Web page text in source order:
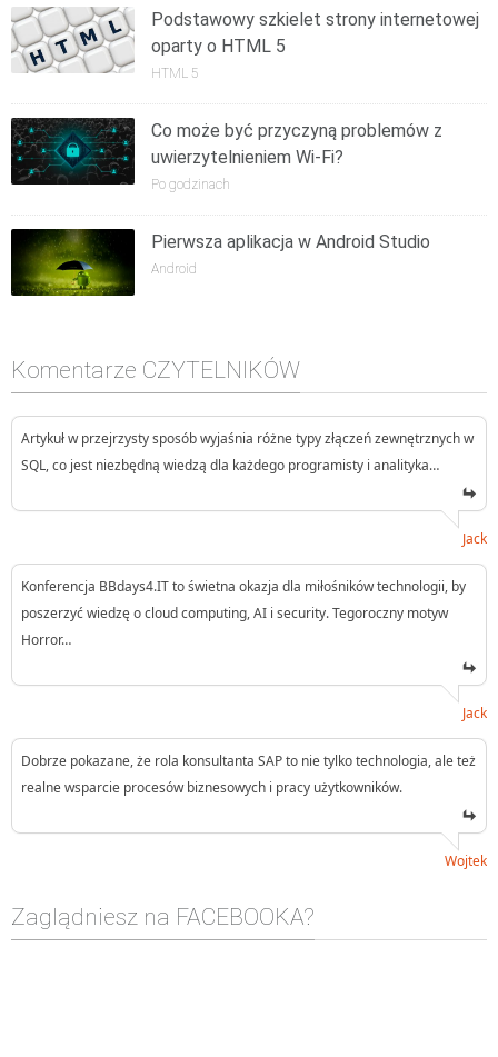
Podstawowy szkielet strony internetowej
oparty o HTML 5
HTML 5
Co może być przyczyną problemów z
uwierzytelnieniem Wi-Fi?
Po godzinach
Pierwsza aplikacja w Android Studio
Android
Komentarze CZYTELNIKÓW
Artykuł w przejrzysty sposób wyjaśnia różne typy złączeń zewnętrznych w
SQL, co jest niezbędną wiedzą dla każdego programisty i analityka…
Jack
Konferencja BBdays4.IT to świetna okazja dla miłośników technologii, by
poszerzyć wiedzę o cloud computing, AI i security. Tegoroczny motyw
Horror…
Jack
Dobrze pokazane, że rola konsultanta SAP to nie tylko technologia, ale też
realne wsparcie procesów biznesowych i pracy użytkowników.
Wojtek
Zaglądniesz na FACEBOOKA?